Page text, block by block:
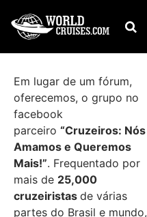
Em lugar de um fórum,
oferecemos, o grupo no
facebook
parceiro “Cruzeiros: Nós
Amamos e Queremos
Mais!”. Frequentado por
mais de 25,000
cruzeiristas de várias
partes do Brasil e mundo,